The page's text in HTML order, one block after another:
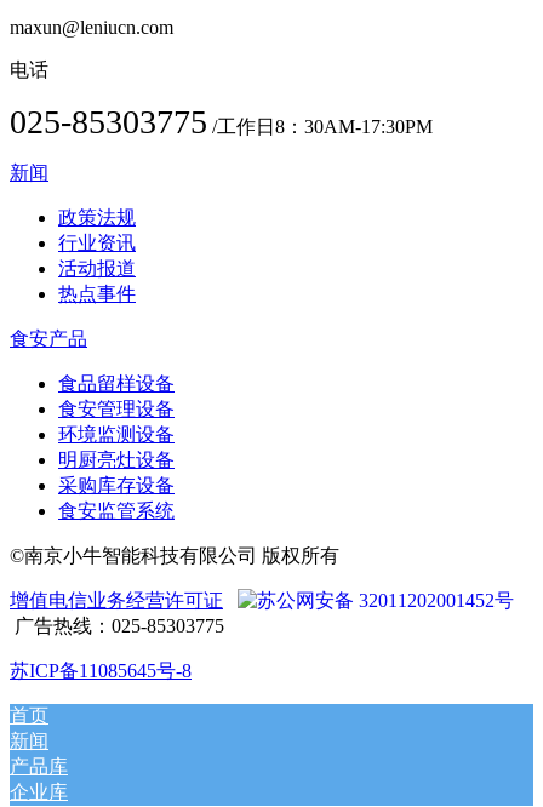
maxun@leniucn.com
电话
025-85303775 /工作日8：30AM-17:30PM
新闻
政策法规
行业资讯
活动报道
热点事件
食安产品
食品留样设备
食安管理设备
环境监测设备
明厨亮灶设备
采购库存设备
食安监管系统
©南京小牛智能科技有限公司 版权所有
增值电信业务经营许可证
苏公网安备 32011202001452号
广告热线：025-85303775
苏ICP备11085645号-8
首页
新闻
产品库
企业库